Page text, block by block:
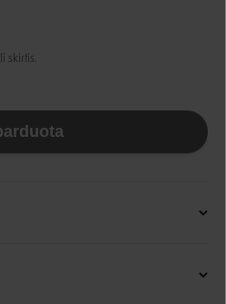
skirtis.